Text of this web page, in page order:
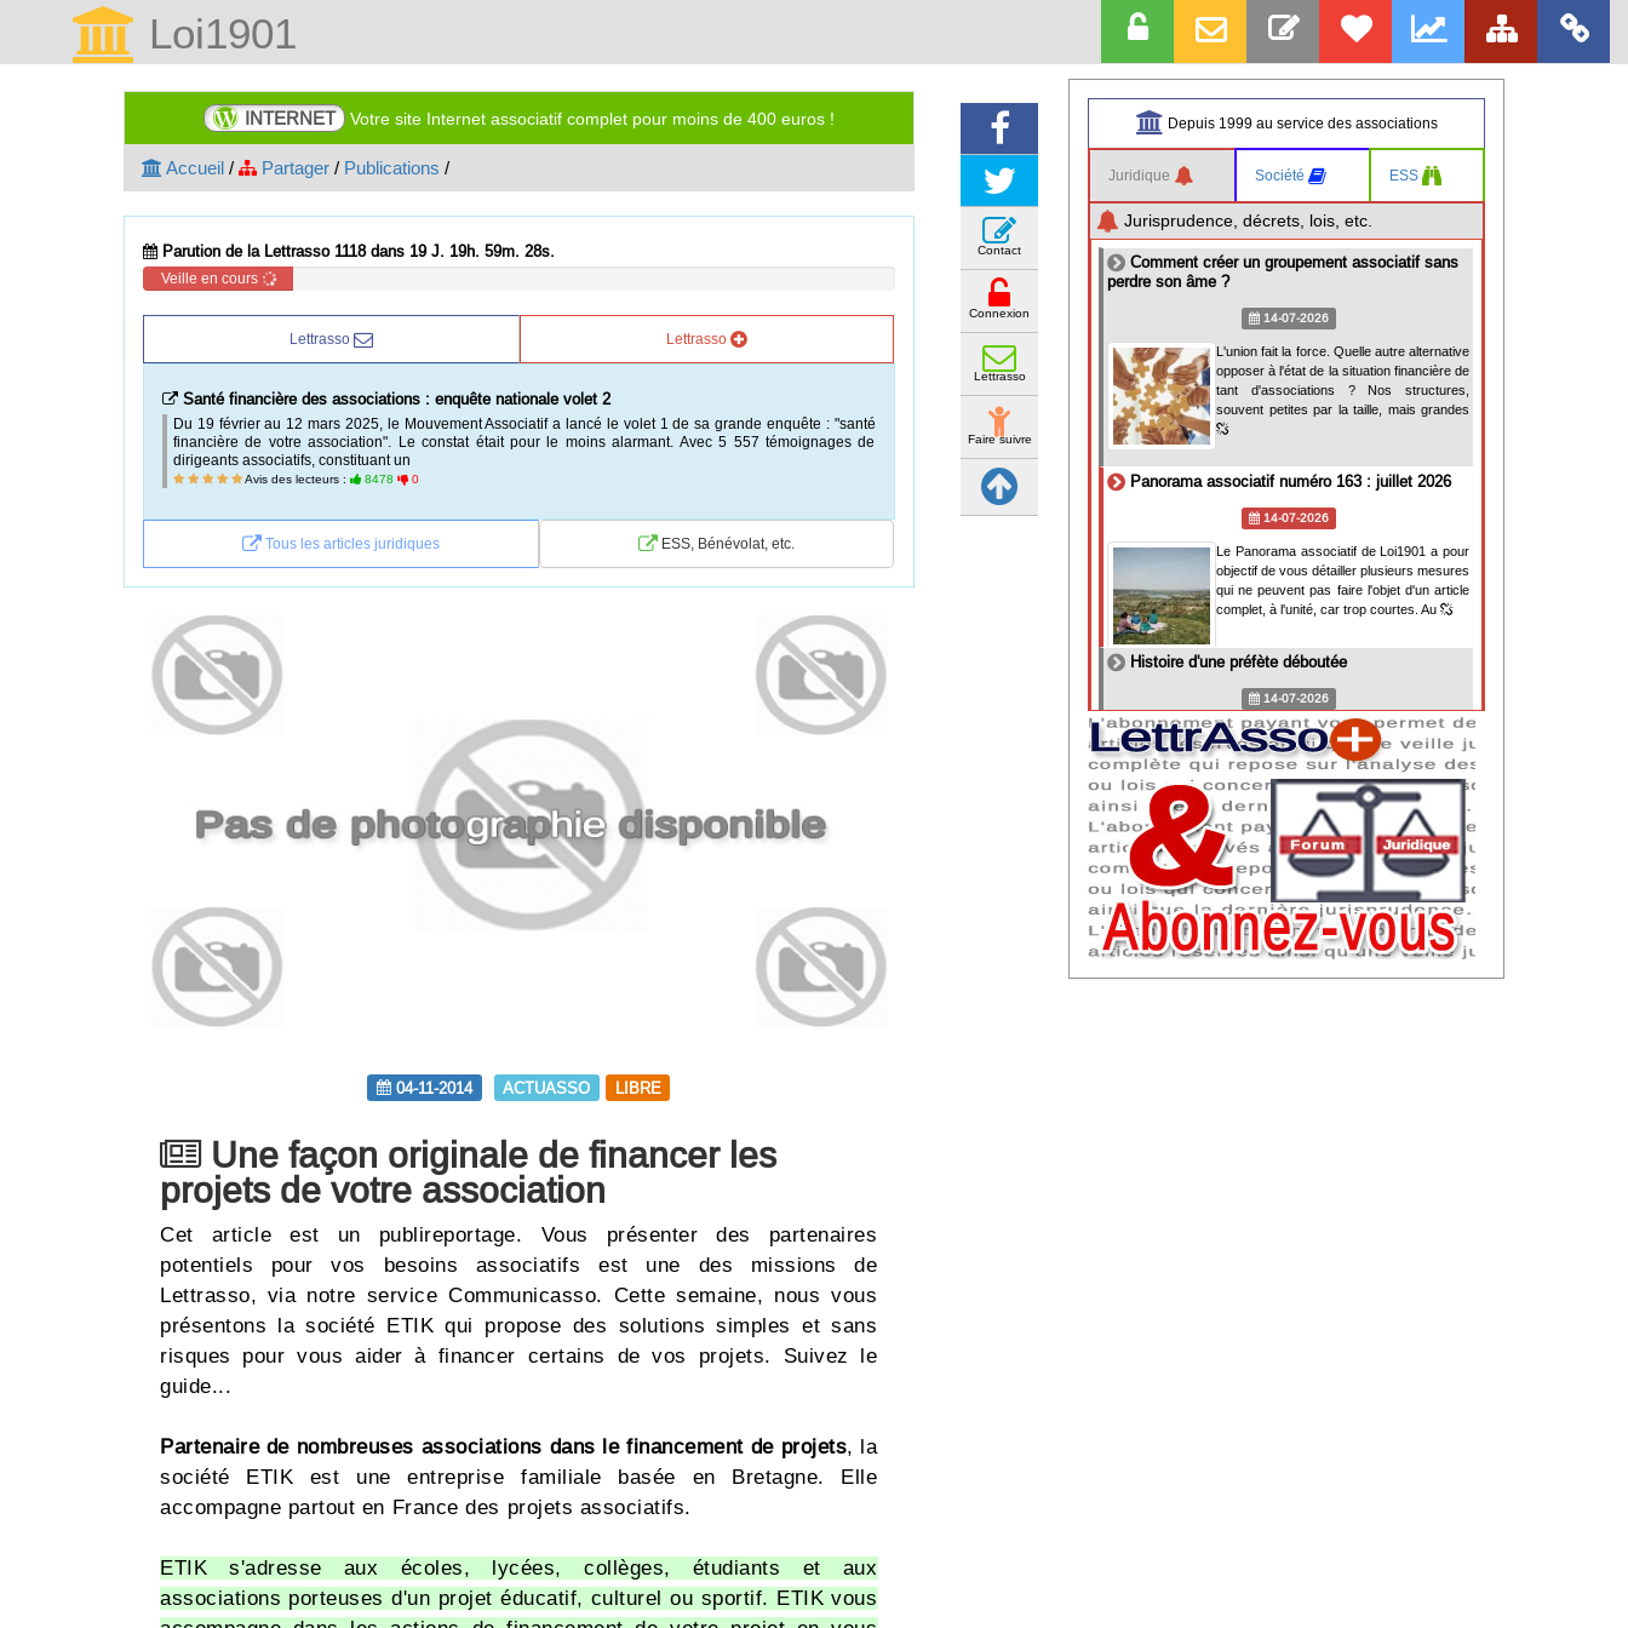
Loi1901
INTERNET Votre site Internet associatif complet pour moins de 400 euros !
Accueil / Partager / Publications /
Parution de la Lettrasso 1118 dans 19 J. 19h. 59m. 27s.
Veille en cours
Lettrasso Lettrasso
Fonds de dotation et commissaire aux comptes : un couple toujours légitime ?
L'article 140 de la loi du 4 août 2008 (1) et l'ordonnance 2016-315 du 17 mars 2016 (2), stipulent qu'un
fonds de dotation doit nommer au moins un commissaire aux comptes et un suppléant dès que le montant
total de ses ressources dépasse 10 000 euros en
Avis des lecteurs : 6404 0
Tous les articles juridiques ESS, Bénévolat, etc.
04-11-2014 ACTUASSO LIBRE
Une façon originale de financer les
projets de votre association
Cet article est un publireportage. Vous présenter des partenaires
potentiels pour vos besoins associatifs est une des missions de
Lettrasso, via notre service Communicasso. Cette semaine, nous vous
présentons la société ETIK qui propose des solutions simples et sans
risques pour vous aider à financer certains de vos projets. Suivez le
guide...
Partenaire de nombreuses associations dans le financement de projets, la
société ETIK est une entreprise familiale basée en Bretagne. Elle
accompagne partout en France des projets associatifs.
ETIK s'adresse aux écoles, lycées, collèges, étudiants et aux
associations porteuses d'un projet éducatif, culturel ou sportif. ETIK vous
Contact
Connexion
Lettrasso
Faire suivre
Depuis 1999 au service des associations
Juridique Société ESS
Jurisprudence, décrets, lois, etc.
Comment créer un groupement associatif sans
perdre son âme ?
14-07-2026
L'union fait la force. Quelle autre alternative
opposer à l'état de la situation financière de
tant d'associations ? Nos structures,
souvent petites par la taille, mais grandes
Panorama associatif numéro 163 : juillet 2026
14-07-2026
Le Panorama associatif de Loi1901 a pour
objectif de vous détailler plusieurs mesures
qui ne peuvent pas faire l'objet d'un article
complet, à l'unité, car trop courtes. Au
Histoire d'une préfète déboutée
14-07-2026
Il y a des préfètes et des préfets qui
souhaitent tellement faire plaisir à ceux, par
lesquels leur bonne fortune est arrivée,
qu'ils en oublient la réalité de leur fonction
qui
NAF 2025 : nouvelle nomenclature d'activités
dès 2027
07-07-2026
Les nomenclatures d'activités française